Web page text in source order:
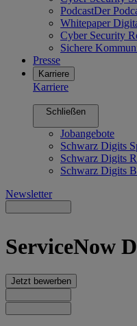
PodcastDer
Whitepaper
Cyber Security
Sichere
Presse
Karriere
Karriere
Schließen
Jobangebote
Schwarz Digits
Schwarz Digits
Schwarz Digits
Newsletter
ServiceNow
Jetzt bewerben